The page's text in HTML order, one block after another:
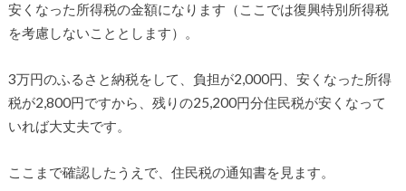
安くなった所得税の金額になります（ここでは復興特別所得税
を考慮しないこととします）。
3万円のふるさと納税をして、負担が2,000円、安くなった所得
税が2,800円ですから、残りの25,200円分住民税が安くなって
いれば大丈夫です。
ここまで確認したうえで、住民税の通知書を見ます。